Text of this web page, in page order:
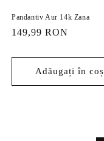
Pandantiv Aur 14k Zana
Preț
149,99 RON
Adăugați în coș